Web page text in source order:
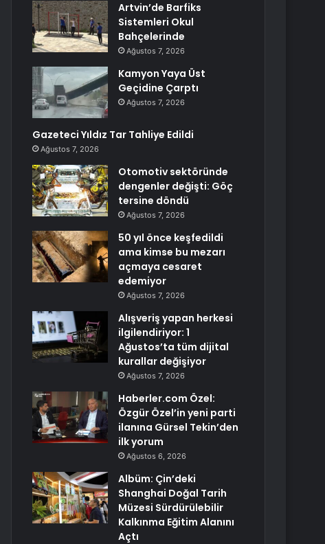
Artvin’de Barfiks
Sistemleri Okul
Bahçelerinde
Ağustos 7, 2026
Kamyon Yaya Üst
Geçidine Çarptı
Ağustos 7, 2026
Gazeteci Yıldız Tar Tahliye Edildi
Ağustos 7, 2026
Otomotiv sektöründe
dengenler değişti: Göç
tersine döndü
Ağustos 7, 2026
50 yıl önce keşfedildi
ama kimse bu mezarı
açmaya cesaret
edemiyor
Ağustos 7, 2026
Alışveriş yapan herkesi
ilgilendiriyor: 1
Ağustos’ta tüm dijital
kurallar değişiyor
Ağustos 7, 2026
Haberler.com Özel:
Özgür Özel’in yeni parti
ilanına Gürsel Tekin’den
ilk yorum
Ağustos 6, 2026
Albüm: Çin’deki
Shanghai Doğal Tarih
Müzesi Sürdürülebilir
Kalkınma Eğitim Alanını
Açtı